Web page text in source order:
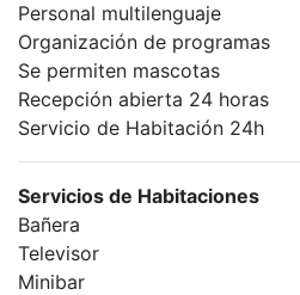
Personal multilenguaje
Organización de programas
Se permiten mascotas
Recepción abierta 24 horas
Servicio de Habitación 24h
Servicios de Habitaciones
Bañera
Televisor
Minibar